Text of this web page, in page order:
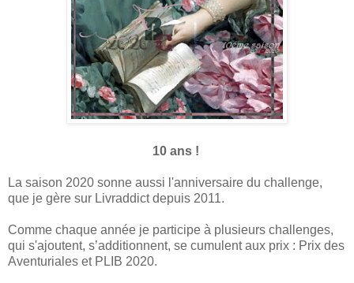
10 ans !
La saison 2020 sonne aussi l'anniversaire du challenge,
que je gère sur Livraddict depuis 2011.
Comme chaque année je participe à plusieurs challenges,
qui s'ajoutent, s’additionnent, se cumulent aux prix : Prix des
Aventuriales et PLIB 2020.